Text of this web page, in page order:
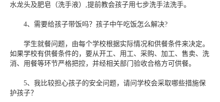
水龙头及肥皂（洗手液）,提前教会孩子用七步洗手法洗手。
4、需要给孩子带饭吗？孩子中午吃饭怎么解决?
学生就餐问题，由每个学校根据实际情况和供餐条件来决定。
如果学校有供餐条件的，要从开工、用工、采购、加工、售卖、洗
消、用餐等环节严格把控，并经相关部门验收合格方可供餐。
5、我比较担心孩子的安全问题，请问学校会采取哪些措施保
护孩子？